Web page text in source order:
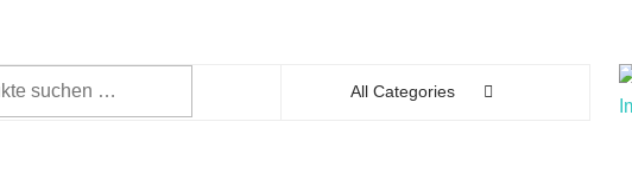
All Categories